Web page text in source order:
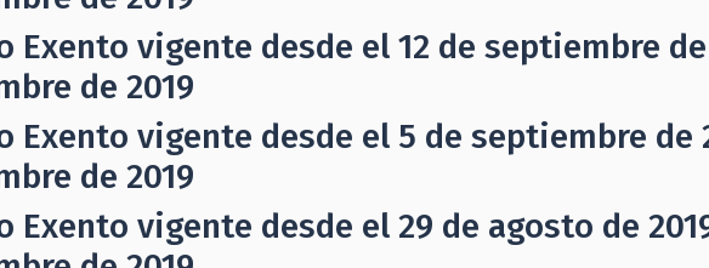
Exento vigente desde el 12 de septiembre
de 2019
Exento vigente desde el 5 de septiembre de
de 2019
Exento vigente desde el 29 de agosto de